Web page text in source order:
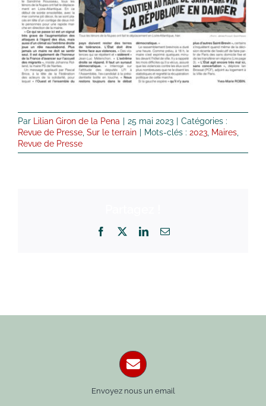
Par Lilian Giron de la Pena | 25 mai 2023 | Catégories :
Revue de Presse Sur le terrain | Mots-clés : 2023 Maires
Revue de Presse
Facebook LinkedInEmail
Envoyez nous un email